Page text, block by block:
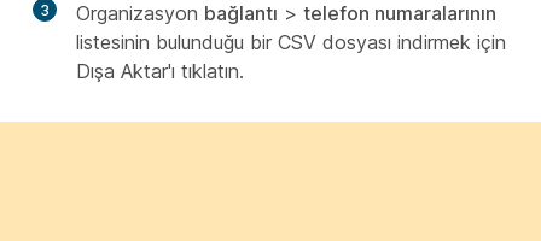
3 Organizasyon bağlantı > telefon numaralarının
listesinin bulunduğu bir CSV dosyası indirmek için
Dışa Aktar'ı tıklatın.